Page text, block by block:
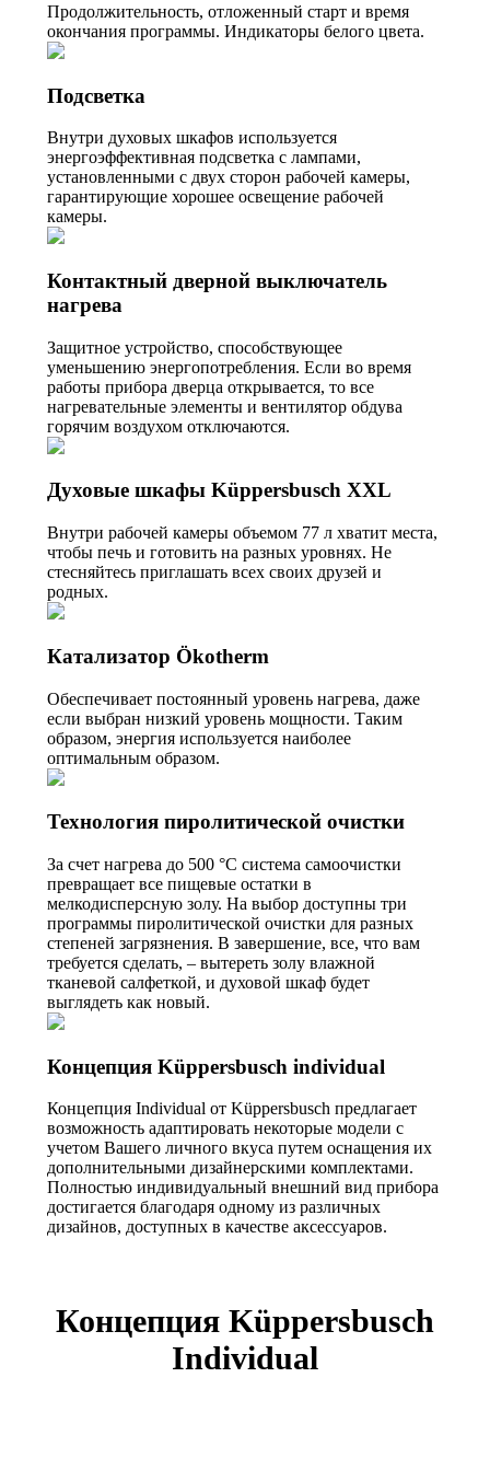
Продолжительность, отложенный старт и время
окончания программы. Индикаторы белого цвета.
Подсветка
Внутри духовых шкафов используется
энергоэффективная подсветка с лампами,
установленными с двух сторон рабочей камеры,
гарантирующие хорошее освещение рабочей
камеры.
Контактный дверной выключатель
нагрева
Защитное устройство, способствующее
уменьшению энергопотребления. Если во время
работы прибора дверца открывается, то все
нагревательные элементы и вентилятор обдува
горячим воздухом отключаются.
Духовые шкафы Küppersbusch XXL
Внутри рабочей камеры объемом 77 л хватит места,
чтобы печь и готовить на разных уровнях. Не
стесняйтесь приглашать всех своих друзей и
родных.
Катализатор Ökotherm
Обеспечивает постоянный уровень нагрева, даже
если выбран низкий уровень мощности. Таким
образом, энергия используется наиболее
оптимальным образом.
Технология пиролитической очистки
За счет нагрева до 500 °C система самоочистки
превращает все пищевые остатки в
мелкодисперсную золу. На выбор доступны три
программы пиролитической очистки для разных
степеней загрязнения. В завершение, все, что вам
требуется сделать, – вытереть золу влажной
тканевой салфеткой, и духовой шкаф будет
выглядеть как новый.
Концепция Küppersbusch individual
Концепция Individual от Küppersbusch предлагает
возможность адаптировать некоторые модели с
учетом Вашего личного вкуса путем оснащения их
дополнительными дизайнерскими комплектами.
Полностью индивидуальный внешний вид прибора
достигается благодаря одному из различных
дизайнов, доступных в качестве аксессуаров.
Концепция Küppersbusch
Individual